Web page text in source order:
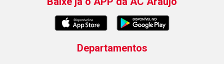
Departamentos